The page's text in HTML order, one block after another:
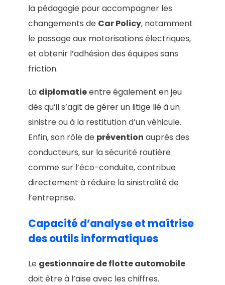
la pédagogie pour accompagner les
changements de Car Policy, notamment
le passage aux motorisations électriques,
et obtenir l’adhésion des équipes sans
friction.
La diplomatieentre également en jeu
dès qu’il s’agit de gérer un litige lié à un
sinistre ou à la restitution d’un véhicule.
Enfin, son rôle de prévention auprès des
conducteurs, sur la sécurité routière
comme sur l’éco-conduite, contribue
directement à réduire la sinistralité de
l’entreprise.
Capacité d’analyse et maîtrise
des outils informatiques
Le gestionnaire de flotte automobile
doit être à l’aise avec les chiffres.